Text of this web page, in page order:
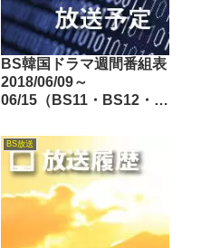
BS韓国ドラマ週間番組表
2018/06/09～
06/15（BS11・BS12・
BS放送